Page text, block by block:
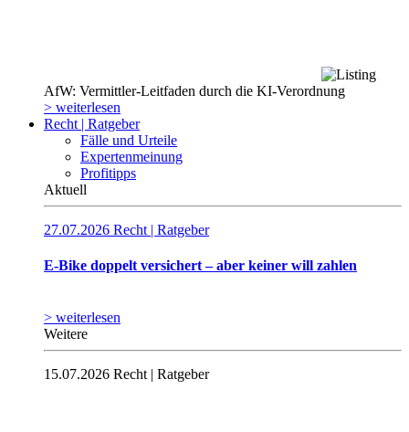
AfW: Vermittler-Leitfaden durch die KI-Verordnung
> weiterlesen
Recht | Ratgeber
Fälle und Urteile
Expertenmeinung
Profitipps
Aktuell
27.07.2026 Recht | Ratgeber
E-Bike doppelt versichert – aber keiner will zahlen
> weiterlesen
Weitere
15.07.2026 Recht | Ratgeber